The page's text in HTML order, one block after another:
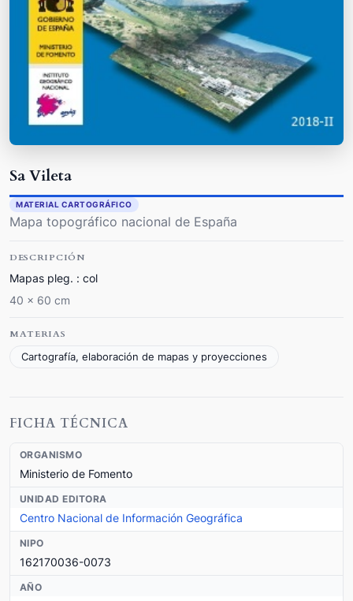
Sa Vileta
MATERIAL CARTOGRÁFICO
Mapa topográfico nacional de España
DESCRIPCIÓN
Mapas pleg. : col
40 x 60 cm
MATERIAS
Cartografía, elaboración de mapas y proyecciones
FICHA TÉCNICA
ORGANISMO
Ministerio de Fomento
UNIDAD EDITORA
Centro Nacional de Información Geográfica
NIPO
162170036-0073
AÑO